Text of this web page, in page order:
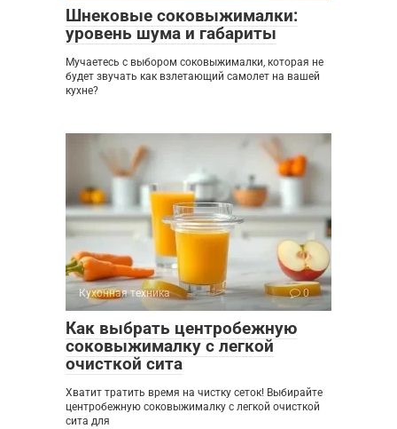
Шнековые соковыжималки:
уровень шума и габариты
Мучаетесь с выбором соковыжималки, которая не
будет звучать как взлетающий самолет на вашей
кухне?
Кухонная техника 0
Как выбрать центробежную
соковыжималку с легкой
очисткой сита
Хватит тратить время на чистку сеток! Выбирайте
центробежную соковыжималку с легкой очисткой
сита для